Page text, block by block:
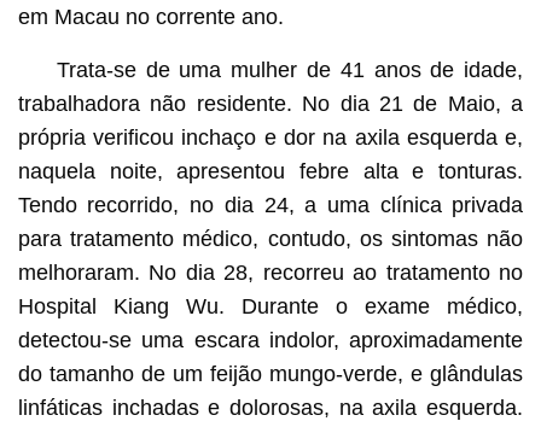
em Macau no corrente ano.
Trata-se de uma mulher de 41 anos de idade,
trabalhadora não residente. No dia 21 de Maio, a
própria verificou inchaço e dor na axila esquerda e,
naquela noite, apresentou febre alta e tonturas.
Tendo recorrido, no dia 24, a uma clínica privada
para tratamento médico, contudo, os sintomas não
melhoraram. No dia 28, recorreu ao tratamento no
Hospital Kiang Wu. Durante o exame médico,
detectou-se uma escara indolor, aproximadamente
do tamanho de um feijão mungo-verde, e glândulas
linfáticas inchadas e dolorosas, na axila esquerda.